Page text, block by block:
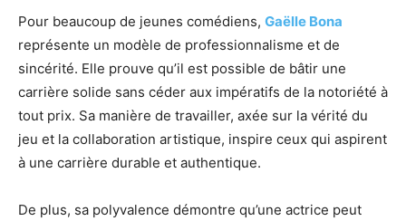
Pour beaucoup de jeunes comédiens, Gaëlle Bona
représente un modèle de professionnalisme et de
sincérité. Elle prouve qu’il est possible de bâtir une
carrière solide sans céder aux impératifs de la notoriété à
tout prix. Sa manière de travailler, axée sur la vérité du
jeu et la collaboration artistique, inspire ceux qui aspirent
à une carrière durable et authentique.
De plus, sa polyvalence démontre qu’une actrice peut